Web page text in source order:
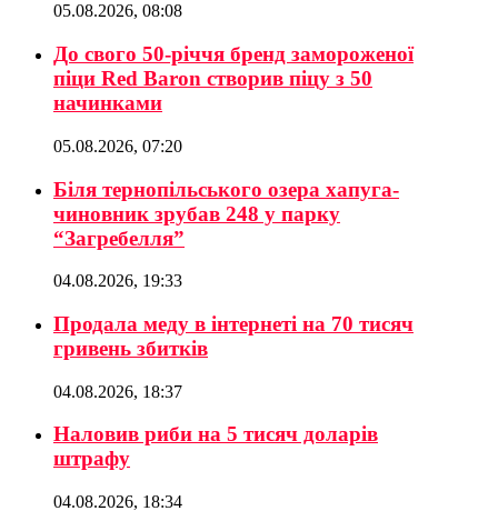
05.08.2026, 08:08
До свого 50-річчя бренд замороженої
піци Red Baron створив піцу з 50
начинками
05.08.2026, 07:20
Біля тернопільського озера хапуга-
чиновник зрубав 248 у парку
“Загребелля”
04.08.2026, 19:33
Продала меду в інтернеті на 70 тисяч
гривень збитків
04.08.2026, 18:37
Наловив риби на 5 тисяч доларів
штрафу
04.08.2026, 18:34